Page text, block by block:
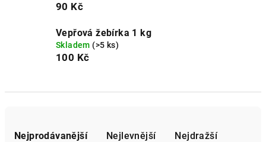
90 Kč
Vepřová žebírka 1 kg
Skladem (>5 ks)
100 Kč
Nejprodávanější Nejlevnější Nejdražší